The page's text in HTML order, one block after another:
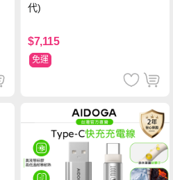
代)
$7,115
免運